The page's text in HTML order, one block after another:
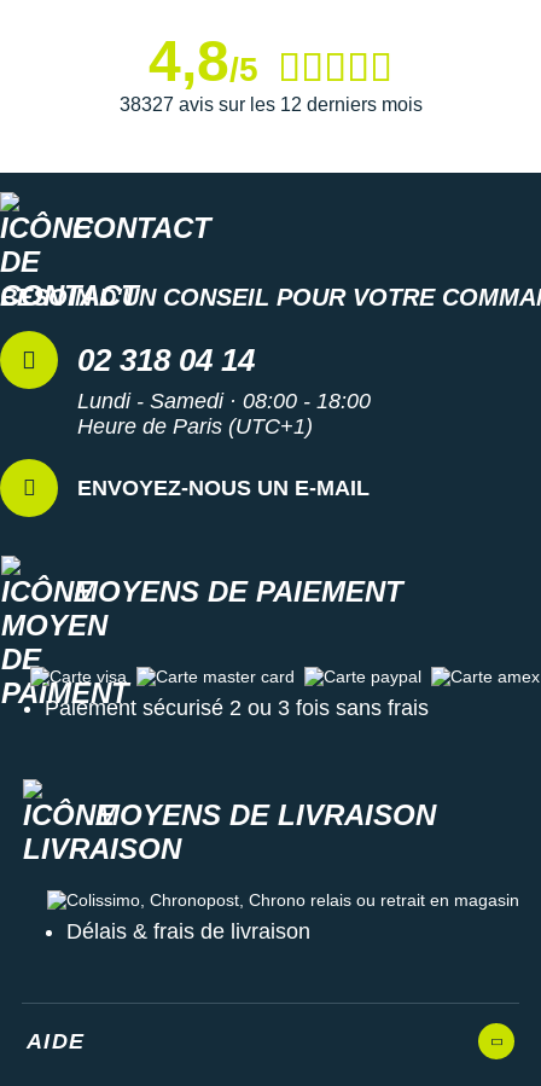
4,8/5
38327 avis sur les 12 derniers mois
CONTACT
BESOIN D'UN CONSEIL POUR VOTRE
02 318 04 14
Lundi - Samedi · 08:00 - 18:00
Heure de Paris (UTC+1)
ENVOYEZ-NOUS UN E-MAIL
MOYENS DE PAIEMENT
Carte visa Carte master card Carte paypal Carte amex
Paiement sécurisé 2 ou 3 fois sans frais
MOYENS DE LIVRAISON
Colissimo, Chronopost, Chrono relais ou retrait en magasin
Délais & frais de livraison
AIDE